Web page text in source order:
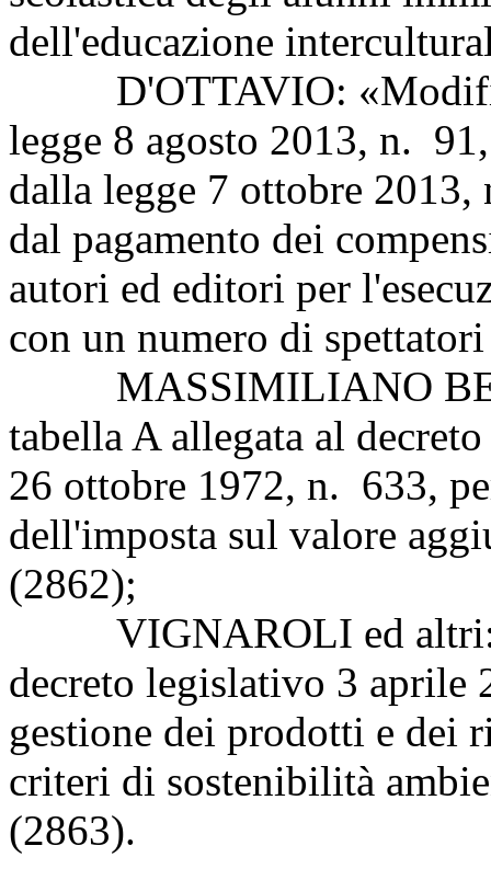
dell'educazione
D'OTTAVIO:
legge 8 agosto 2013, n.
dalla legge 7 ottobre
dal pagamento dei
autori ed editori per
con un numero di
MASSIMILIANO
tabella A allegata al
26 ottobre 1972, n. 633,
dell'imposta sul valore
(2862);
VIGNAROLI ed altri:
decreto legislativo 3 aprile
gestione dei prodotti e dei
criteri di sostenibilità
(2863).